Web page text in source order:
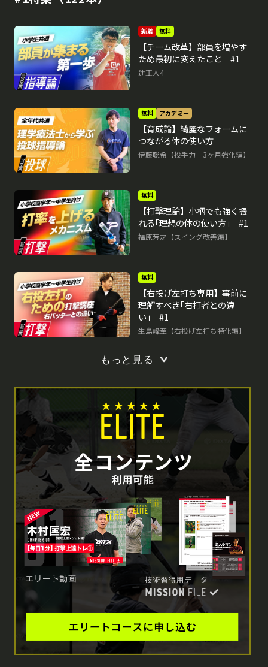
新着 無料
【チーム改革】部員を増やす
ため最初に変えたこと #1
辻正人4
無料 アカデミー
【育成論】綺麗なフォームに
つながる体の使い方
伊藤聡希【投手力｜3ヶ月強化編】
無料
【打撃理論】小柄でも強く振
れる｢理想の体の使い方｣ #1
福原芳之【スイング改善編】
無料
【右投げ左打ち専用】事前に
理解すべき｢右打者との違
い｣ #1
生島峰至【右投げ左打ち特化編】
もっと見る